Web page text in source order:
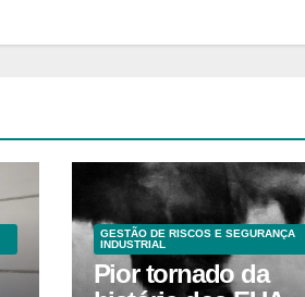
GESTÃO DE RISCOS E SEGURANÇA
INDUSTRIAL
Pior tornado da